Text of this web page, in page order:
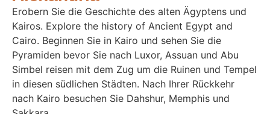
Erobern Sie die Geschichte des alten Ägyptens und
Kairos. Explore the history of Ancient Egypt and
Cairo. Beginnen Sie in Kairo und sehen Sie die
Pyramiden bevor Sie nach Luxor, Assuan und Abu
Simbel reisen mit dem Zug um die Ruinen und Tempel
in diesen südlichen Städten. Nach Ihrer Rückkehr
nach Kairo besuchen Sie Dahshur, Memphis und